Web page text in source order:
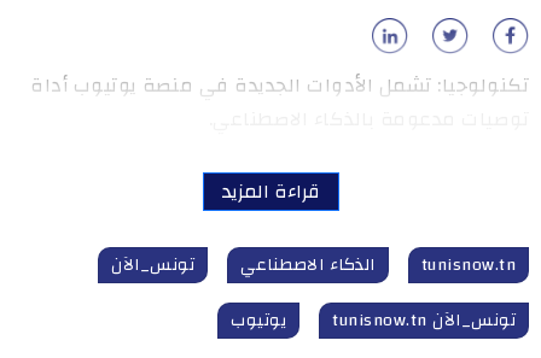
تكنولوجيا: تشمل الأدوات الجديدة في منصة يوتيوب أداة
قراءة المزيد
tunisnow.tn الذكاء الاصطناعي
تونس_الآن
تونس_الآن tunisnow.tn
يوتيوب